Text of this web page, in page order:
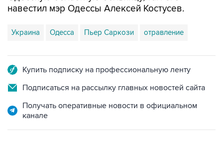
Украина Одесса Пьер Саркози отравление
Подписаться на рассылку главных новостей сайта
Получать оперативные новости в официальном